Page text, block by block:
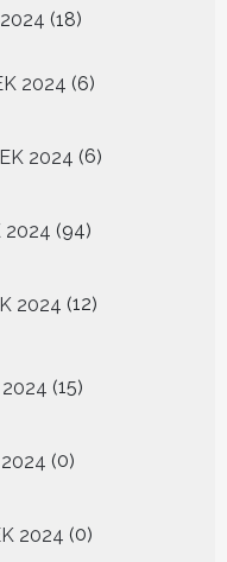
1818
2024 66
2024 6
producten
2024 9494
2024 12
producten
2024 15
producten
00
2024 0
producten